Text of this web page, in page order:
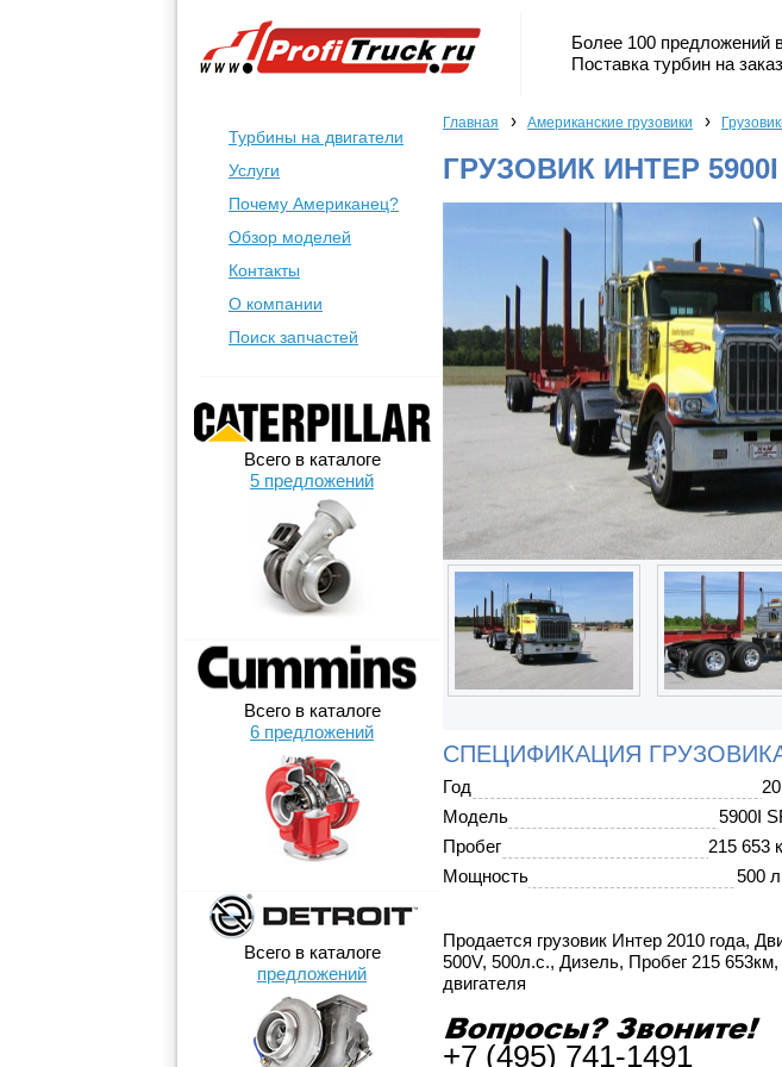
Более 100 предложений
Поставка турбин на заказ
Турбины на двигатели
Услуги
Почему Американец?
Обзор моделей
Контакты
О компании
Поиск запчастей
Всего в каталоге
5 предложений
Всего в каталоге
6 предложений
Всего в каталоге
предложений
Главная › Американские грузовики ›
ГРУЗОВИК ИНТЕР 5900I
СПЕЦИФИКАЦИЯ ГРУЗОВИКА
Год
Модель
5900I
Пробег
215 653
Мощность
500
Продается грузовик Интер 2010 года,
500V, 500л.с., Дизель, Пробег 215
двигателя
+7 (495) 741-1491